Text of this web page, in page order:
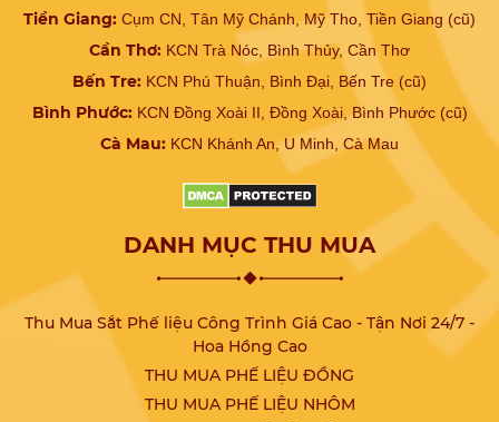
Tiền Giang: Cụm CN, Tân Mỹ Chánh, Mỹ Tho, Tiền Giang (cũ)
Cần Thơ: KCN Trà Nóc, Bình Thủy, Cần Thơ
Bến Tre: KCN Phú Thuận, Bình Đại, Bến Tre (cũ)
Bình Phước: KCN Đồng Xoài II, Đồng Xoài, Bình Phước (cũ)
Cà Mau: KCN Khánh An, U Minh, Cà Mau
DANH MỤC THU MUA
Thu Mua Sắt Phế liệu Công Trình Giá Cao - Tận Nơi 24/7 -
Hoa Hồng Cao
THU MUA PHẾ LIỆU ĐỒNG
THU MUA PHẾ LIỆU NHÔM